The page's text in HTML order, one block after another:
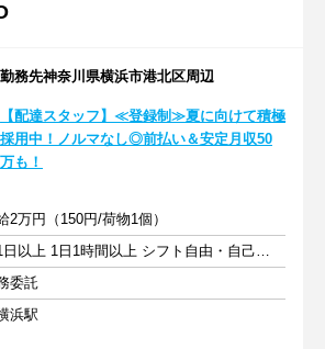
先神奈川県横浜市港北区周辺
【配達スタッフ】≪登録制≫夏に向けて積極
採用中！ノルマなし◎前払い＆安定月収50
万も！
2万円（150円/荷物1個）
週1日以上 1日1時間以上 シフト自由・自己申告
委託
浜駅